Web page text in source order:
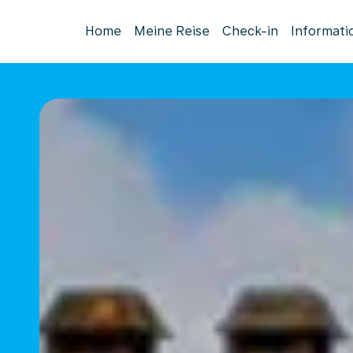
Home Meine Reise Check-in